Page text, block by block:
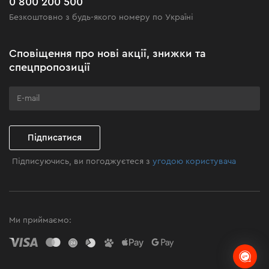
Чорна п'ятниця
Клуб майстерності
Безкоштовно з будь-якого номеру по Україні
Сповіщення про нові акції, знижки та
спецпропозиції
Підписатися
Підписуючись, ви погоджуєтеся зугодою користувача
Ми приймаємо: